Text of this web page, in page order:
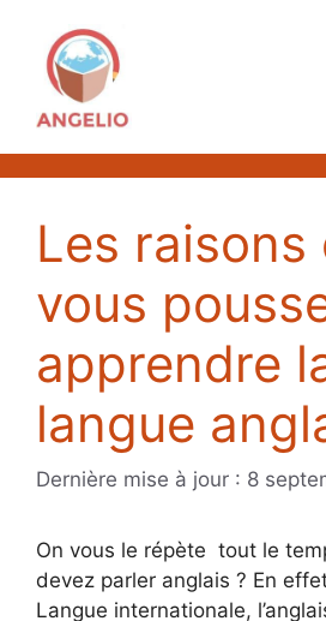
contenu
Les raisons
vous
apprendre
langue
8
On vous le répète tout le
devez parler anglais ? En
Langue internationale,